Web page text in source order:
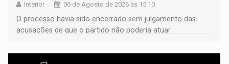
Interior 06 de Agosto de 2026 às 15:10
O processo havia sido encerrado sem julgamento das
acusações de que o partido não poderia atuar